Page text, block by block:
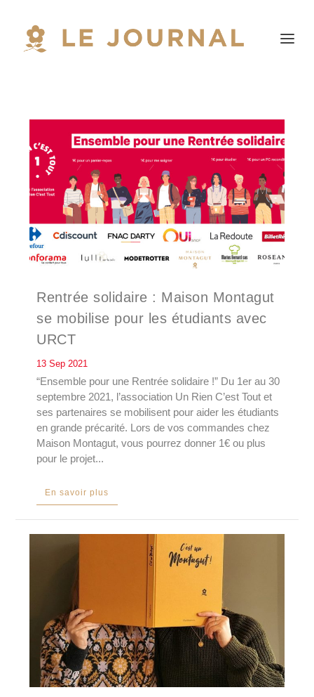
Rentrée solidaire : Maison Montagut
se mobilise pour les étudiants avec
URCT
13 Sep 2021
“Ensemble pour une Rentrée solidaire !” Du 1er au 30
septembre 2021, l’association Un Rien C’est Tout et
ses partenaires se mobilisent pour aider les étudiants
en grande précarité. Lors de vos commandes chez
Maison Montagut, vous pourrez donner 1€ ou plus
pour le projet...
En savoir plus